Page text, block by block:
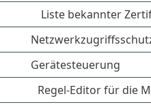
Liste bekannter
Gerätesteuerung
Regel-Editor für die